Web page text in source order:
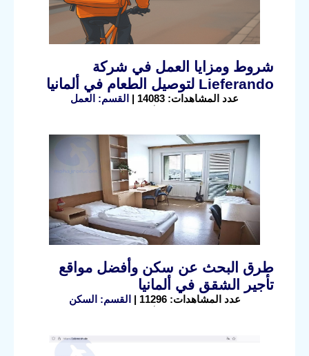
شروط ومزايا العمل في شركة
Lieferando لتوصيل الطعام في ألمانيا
عدد المشاهدات: 14083 | القسم: العمل
طرق البحث عن سكن وأفضل مواقع
تأجير الشقق في ألمانيا
عدد المشاهدات: 11296 | القسم: السكن